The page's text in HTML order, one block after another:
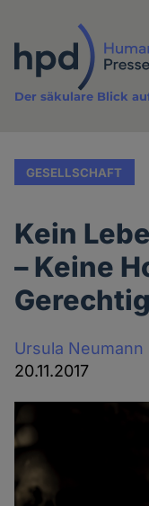
Inhalt
Der säkulare Blick
GESELLSCHAFT
Kein
– Keine
Ursula Neumann
20.11.2017